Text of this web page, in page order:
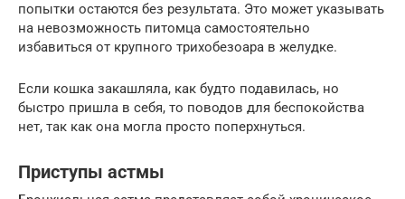
попытки остаются без результата. Это может указывать
на невозможность питомца самостоятельно
избавиться от крупного трихобезоара в желудке.
Если кошка закашляла, как будто подавилась, но
быстро пришла в себя, то поводов для беспокойства
нет, так как она могла просто поперхнуться.
Приступы астмы